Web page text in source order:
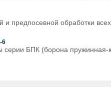
предпосевной обработки
6
серии БПК (борона